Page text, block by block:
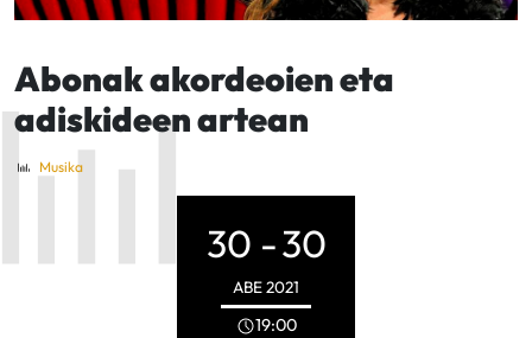
Abonak akordeoien eta
adiskideen artean
Musika
30 -30
ABE2021
19:00